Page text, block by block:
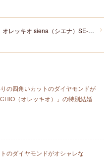
オレッキオ siena（シエナ）SE‐1104
の四角いカットのダイヤモンドが
（オレッキオ）」の特別結婚
のダイヤモンドがオシャレな